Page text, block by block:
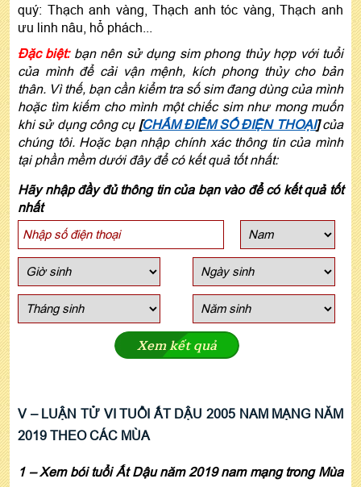
quý: Thạch anh vàng, Thạch anh tóc vàng, Thạch anh
ưu linh nâu, hổ phách...
Đặc biệt: bạn nên sử dụng sim phong thủy hợp với tuổi
của mình để cải vận mệnh, kích phong thủy cho bản
thân. Vì thế, bạn cần kiểm tra số sim đang dùng của mình
hoặc tìm kiếm cho mình một chiếc sim như mong muốn
khi sử dụng công cụ[CHẤM ĐIỂM SỐ ĐIỆN THOẠI]của
chúng tôi. Hoặc bạn nhập chính xác thông tin của mình
tại phần mềm dưới đây để có kết quả tốt nhất:
Hãy nhập đầy đủ thông tin của bạn vào để có kết quả tốt
nhất
Xem kết quả
V – LUẬN TỬ VI TUỔI ẤT DẬU 2005 NAM MẠNG NĂM
2019 THEO CÁC MÙA
1–Xem bói tuổi Ất Dậu năm 2019 nam mạng trong Mùa